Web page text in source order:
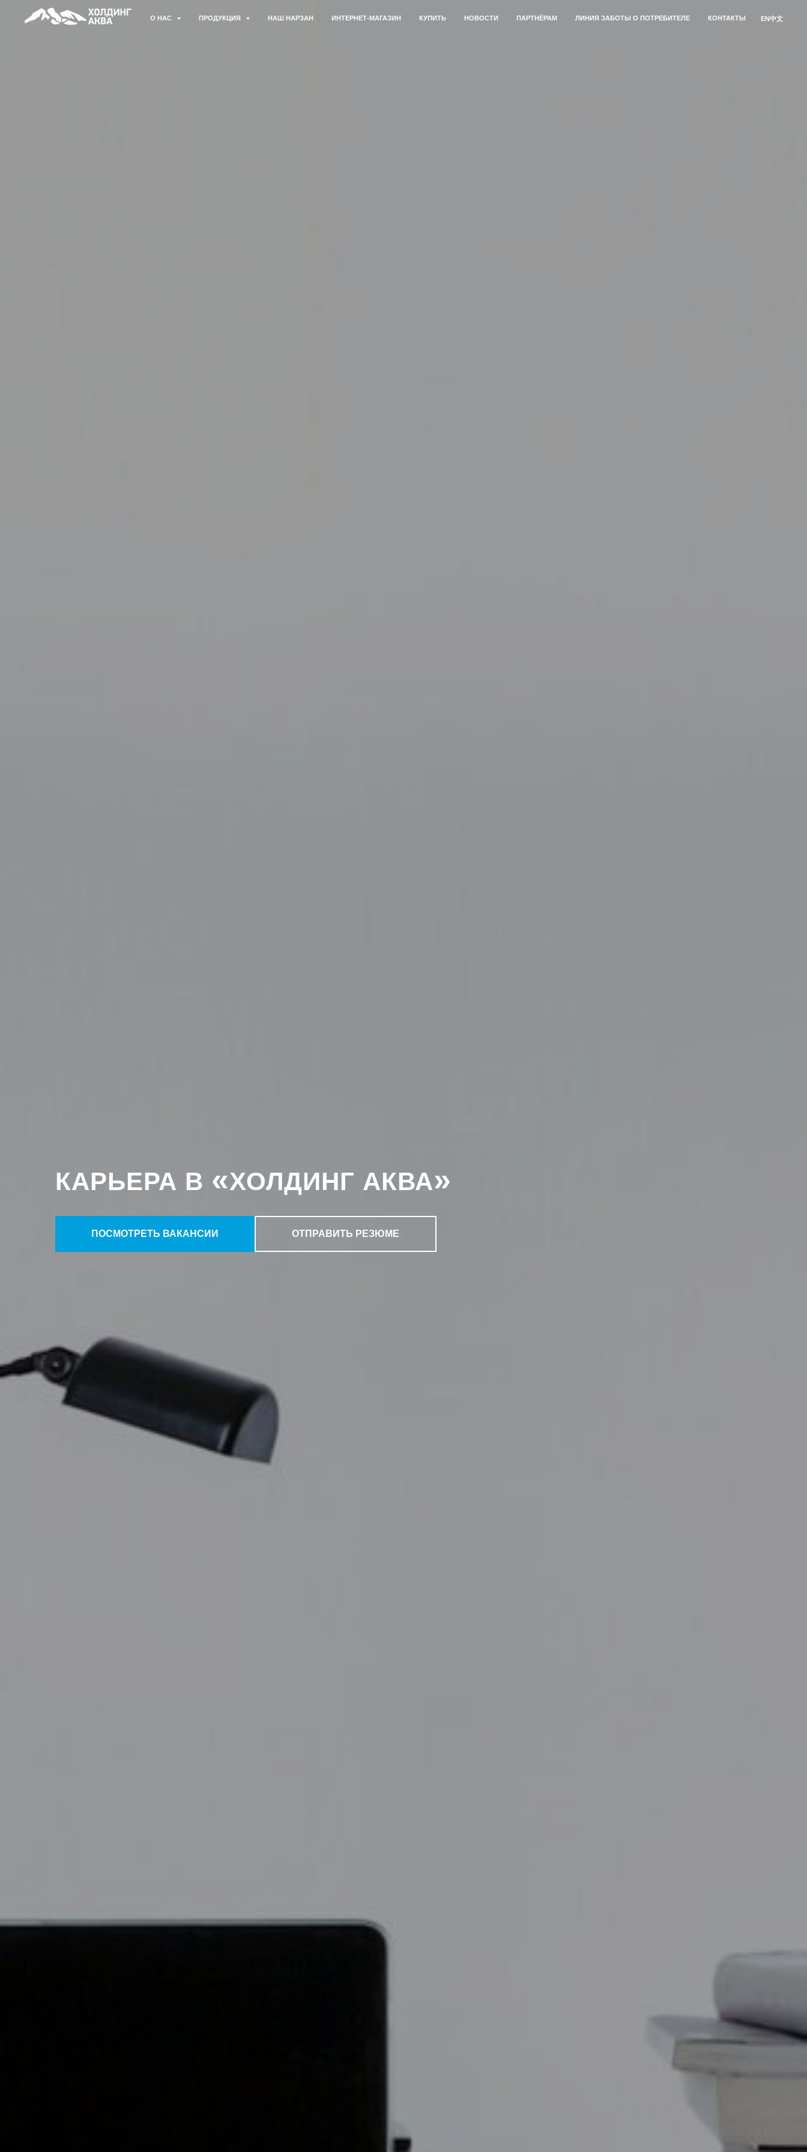
О НАС ПРОДУКЦИЯ НАШ НАРЗАН ИНТЕРНЕТ-МАГАЗИН КУПИТЬ НОВОСТИ ПАРТНЁРАМ ЛИНИЯ ЗАБОТЫ О ПОТРЕБИТЕЛЕ КОНТАКТЫ EN中文
КАРЬЕРА В «ХОЛДИНГ АКВА»
ПОСМОТРЕТЬ ВАКАНСИИ ОТПРАВИТЬ РЕЗЮМЕ